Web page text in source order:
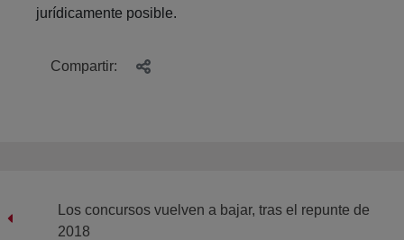
jurídicamente posible.
Compartir:
Los concursos vuelven a bajar, tras el repunte de
2018